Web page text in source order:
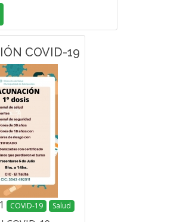
COVID-19
COVID-19 Salud